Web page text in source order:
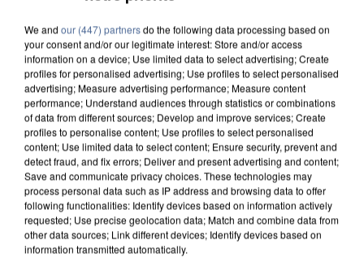
We and our (447) partnersdo the following data processing based on
your consent and/or our legitimate interest: Store and/or access
information on a device; Use limited data to select advertising; Create
profiles for personalised advertising; Use profiles to select personalised
advertising; Measure advertising performance; Measure content
performance; Understand audiences through statistics or combinations
of data from different sources; Develop and improve services; Create
profiles to personalise content; Use profiles to select personalised
content; Use limited data to select content; Ensure security, prevent and
detect fraud, and fix errors; Deliver and present advertising and content;
Save and communicate privacy choices. These technologies may
process personal data such as IP address and browsing data to offer
following functionalities: Identify devices based on information actively
requested; Use precise geolocation data; Match and combine data from
other data sources; Link different devices; Identify devices based on
information transmitted automatically.